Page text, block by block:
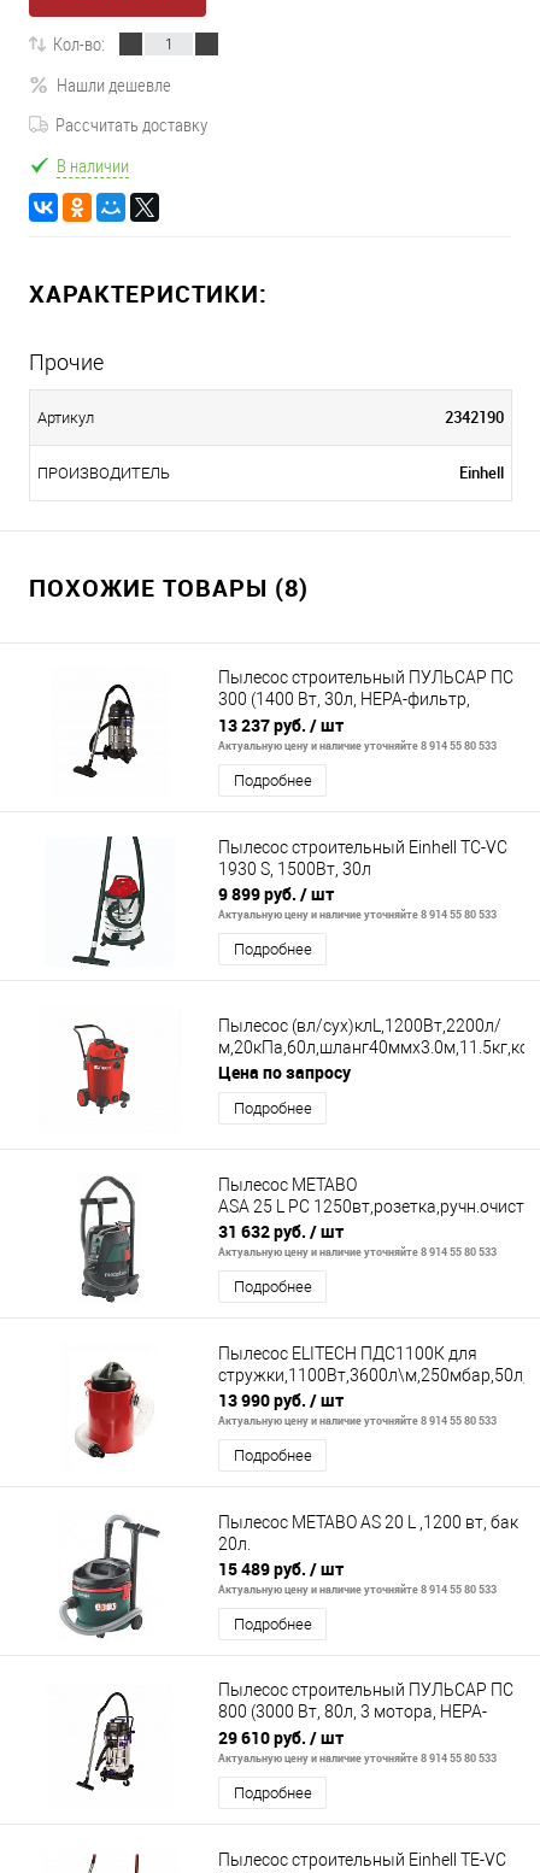
Кол-во:
Нашли дешевле
Рассчитать доставку
В наличии
ХАРАКТЕРИСТИКИ:
Прочие
Артикул 2342190
ПРОИЗВОДИТЕЛЬ Einhell
ПОХОЖИЕ ТОВАРЫ (8)
Пылесос строительный ПУЛЬСАР ПС
300 (1400 Вт, 30л, HEPA-фильтр,
розетка до 2000 Вт, шланг 3м, 9,3кг)
13 237 руб. / шт
Актуальную цену и наличие уточняйте 8 914 55 80 533
Подробнее
Пылесос строительный Einhell TC-VC
1930 S, 1500Вт, 30л
9 899 руб. / шт
Актуальную цену и наличие уточняйте 8 914 55 80 533
Подробнее
Пылесос (вл/сух)клL,1200Вт,2200л/
Цена по запросу
Подробнее
Пылесос METABO
ASA 25 L PC
31 632 руб. / шт
Актуальную цену и наличие уточняйте 8 914 55 80 533
Подробнее
Пылесос ELITECH ПДС1100К для
13 990 руб. / шт
Актуальную цену и наличие уточняйте 8 914 55 80 533
Подробнее
Пылесос METABO AS 20 L ,1200 вт, бак
20л.
15 489 руб. / шт
Актуальную цену и наличие уточняйте 8 914 55 80 533
Подробнее
Пылесос строительный ПУЛЬСАР ПС
800 (3000 Вт, 80л, 3 мотора, HEPA-
фильтр, шланг 3м, 24кг)
29 610 руб. / шт
Актуальную цену и наличие уточняйте 8 914 55 80 533
Подробнее
Пылесос строительный Einhell TE-VC